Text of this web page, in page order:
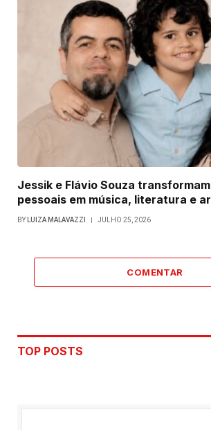
Jessik e Flávio Souza
pessoais em música, literatura e
BY LUIZA MALAVAZZI JULHO 25, 2026
COMENTAR
TOP POSTS